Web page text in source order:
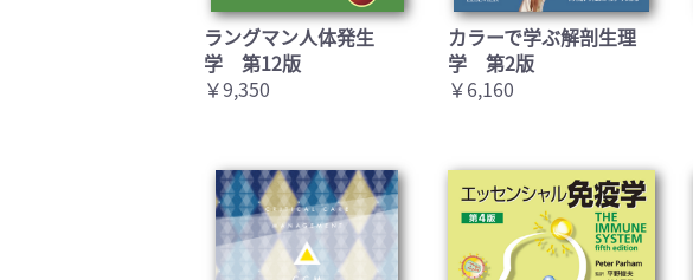
ラングマン人体発生
学 第12版
￥9,350
カラーで学ぶ解剖生理
学 第2版
￥6,160